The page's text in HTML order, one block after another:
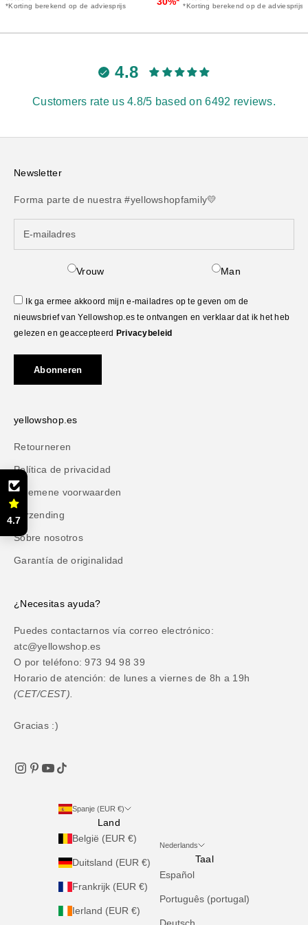
*Korting berekend op de adviesprijs *Korting berekend op de adviesprijs
4.8
Customers rate us 4.8/5 based on 6492 reviews.
Newsletter
Forma parte de nuestra #yellowshopfamily💛
Vrouw Man
Ik ga ermee akkoord mijn e-mailadres op te geven om de
nieuwsbrief van Yellowshop.es te ontvangen en verklaar dat ik het heb
gelezen en geaccepteerd Privacybeleid
Abonneren
yellowshop.es
Retourneren
Política de privacidad
Algemene voorwaarden
Verzending
Sobre nosotros
Garantía de originalidad
¿Necesitas ayuda?
Puedes contactarnos vía correo electrónico:
atc@yellowshop.es
O por teléfono: 973 94 98 39
Horario de atención: de lunes a viernes de 8h a 19h
(CET/CEST).
Gracias :)
Spanje (EUR €)
Land
België (EUR €)
Duitsland (EUR €)
Frankrijk (EUR €)
Ierland (EUR €)
Nederlands
Taal
Español
Português (portugal)
Deutsch
4.7